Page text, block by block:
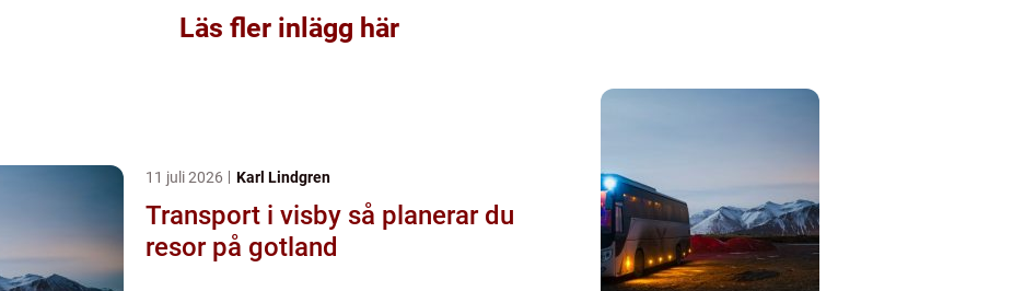
Läs fler inlägg här
11 juli 2026 Karl Lindgren
Transport i visby så planerar du
resor på gotland